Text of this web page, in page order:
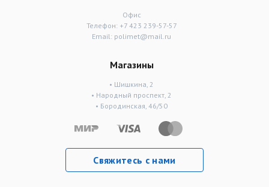
Офис
Телефон: +7 423 239-57-57
Email: polimet@mail.ru
Магазины
• Шишкина, 2
• Народный проспект, 2
• Бородинская, 46/50
Свяжитесь с нами